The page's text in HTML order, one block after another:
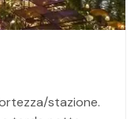
stazione.